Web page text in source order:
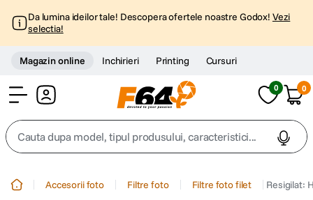
Da lumina ideilor tale! Descopera ofertele noastre Godox! Vezi
selectia!
Magazin online Inchirieri Printing Cursuri
0 0
Cauta dupa model, tipul produsului, caracteristici...
Accesorii foto Filtre foto Filtre foto filet Resigilat: